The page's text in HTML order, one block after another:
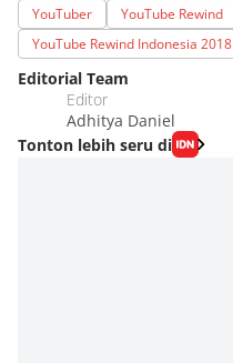
YouTuber YouTube Rewind
YouTube Rewind Indonesia 2018
Editorial Team
Editor
Adhitya Daniel
Tonton lebih seru di